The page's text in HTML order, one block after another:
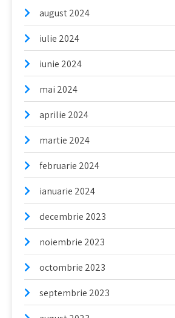
august 2024
iulie 2024
iunie 2024
mai 2024
aprilie 2024
martie 2024
februarie 2024
ianuarie 2024
decembrie 2023
noiembrie 2023
octombrie 2023
septembrie 2023